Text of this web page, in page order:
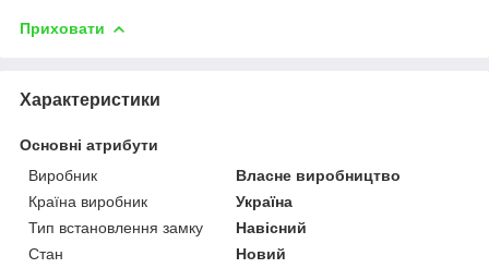
Приховати
Характеристики
Основні атрибути
Виробник
Власне виробництво
Країна виробник
Україна
Тип встановлення замку
Навісний
Стан
Новий